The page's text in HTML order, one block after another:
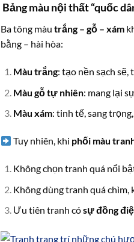
Bảng màu nội thất “quốc
Ba tông màu trắng – gỗ – xám
bằng – hài hòa:
Màu trắng: tạo nền sạch sẽ,
Màu gỗ tự nhiên: mang lại
Màu xám: tinh tế, sang
Tuy nhiên, khi phối màu
Không chọn tranh quá nổi
Không dùng tranh quá
Ưu tiên tranh cósự đồng